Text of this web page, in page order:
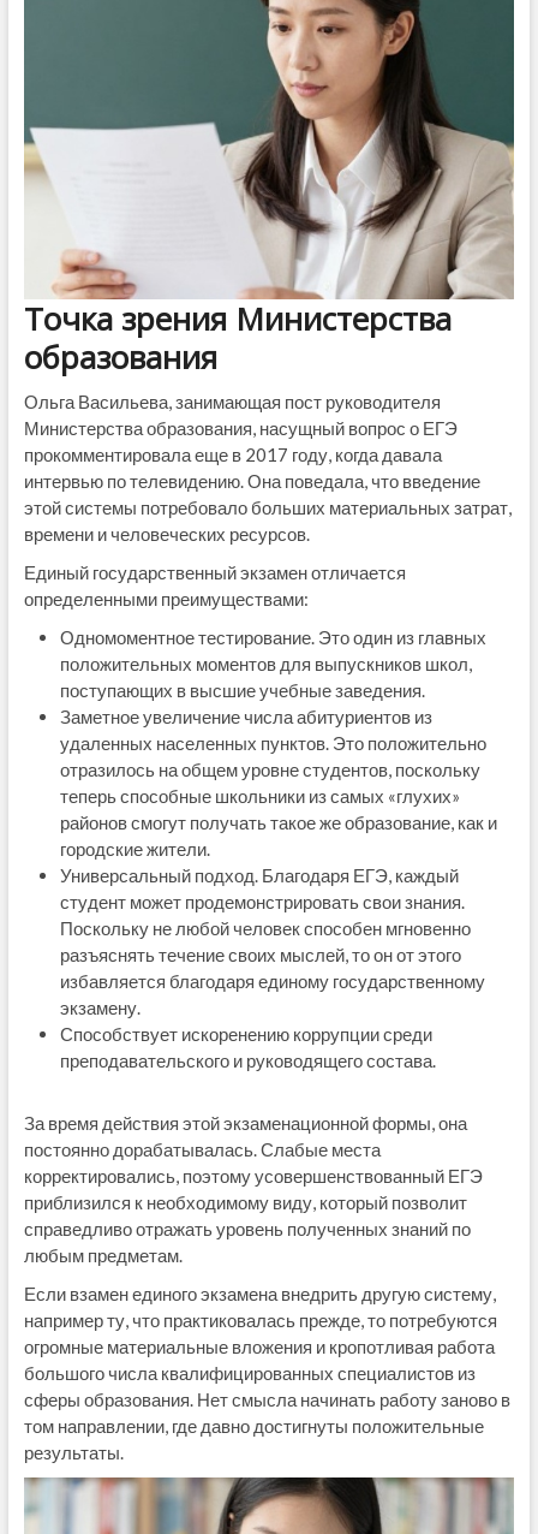
Точка зрения Министерства
образования
Ольга Васильева, занимающая пост руководителя
Министерства образования, насущный вопрос о ЕГЭ
прокомментировала еще в 2017 году, когда давала
интервью по телевидению. Она поведала, что введение
этой системы потребовало больших материальных затрат,
времени и человеческих ресурсов.
Единый государственный экзамен отличается
определенными преимуществами:
Одномоментное тестирование. Это один из главных
положительных моментов для выпускников школ,
поступающих в высшие учебные заведения.
Заметное увеличение числа абитуриентов из
удаленных населенных пунктов. Это положительно
отразилось на общем уровне студентов, поскольку
теперь способные школьники из самых «глухих»
районов смогут получать такое же образование, как и
городские жители.
Универсальный подход. Благодаря ЕГЭ, каждый
студент может продемонстрировать свои знания.
Поскольку не любой человек способен мгновенно
разъяснять течение своих мыслей, то он от этого
избавляется благодаря единому государственному
экзамену.
Способствует искоренению коррупции среди
преподавательского и руководящего состава.
За время действия этой экзаменационной формы, она
постоянно дорабатывалась. Слабые места
корректировались, поэтому усовершенствованный ЕГЭ
приблизился к необходимому виду, который позволит
справедливо отражать уровень полученных знаний по
любым предметам.
Если взамен единого экзамена внедрить другую систему,
например ту, что практиковалась прежде, то потребуются
огромные материальные вложения и кропотливая работа
большого числа квалифицированных специалистов из
сферы образования. Нет смысла начинать работу заново в
том направлении, где давно достигнуты положительные
результаты.